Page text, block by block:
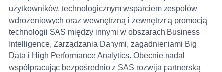
użytkowników, technologicznym wsparciem zespołów
wdrożeniowych oraz wewnętrzną i zewnętrzną promocją
technologii SAS między innymi w obszarach Business
Intelligence, Zarządzania Danymi, zagadnieniami Big
Data i High Performance Analytics. Obecnie nadal
współpracując bezpośrednio z SAS rozwija partnerską